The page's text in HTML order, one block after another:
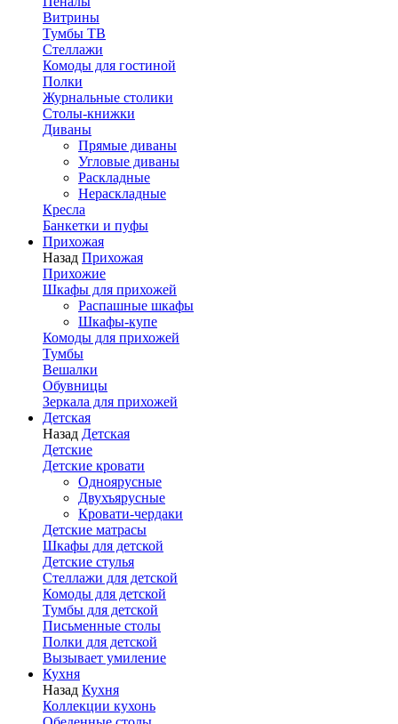
Витрины
Тумбы ТВ
Стеллажи
Комоды для гостиной
Полки
Журнальные столики
Столы-книжки
Диваны
Прямые диваны
Угловые диваны
Раскладные
Нераскладные
Кресла
Банкетки и пуфы
Прихожая
Назад Прихожая
Прихожие
Шкафы для прихожей
Распашные шкафы
Шкафы-купе
Комоды для прихожей
Тумбы
Вешалки
Обувницы
Зеркала для прихожей
Детская
Назад Детская
Детские
Детские кровати
Одноярусные
Двухъярусные
Кровати-чердаки
Детские матрасы
Шкафы для детской
Детские стулья
Стеллажи для детской
Комоды для детской
Тумбы для детской
Письменные столы
Полки для детской
Вызывает умиление
Кухня
Назад Кухня
Коллекции кухонь